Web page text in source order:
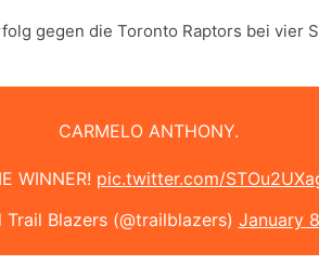
gegen die Toronto Raptors bei vier
CARMELO ANTHONY.
WINNER! pic.twitter.com/
Blazers (@trailblazers) January